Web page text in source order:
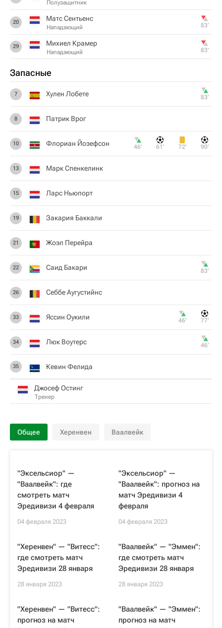
Полузащитник
20 Матс Сентьенс
Нападающий 83‎’‎
29 Михиел Крамер
Нападающий 83‎’‎
Запасные
7 Хулен Лобете 83‎’‎
8 Патрик Врог
10 Флориан Йозефсон 46‎’‎ 61‎’‎ 72‎’‎ 90‎’‎
13 Марк Спенкелинк
15 Ларс Ньюпорт
19 Закария Баккали
21 Жоэл Перейра
22 Саид Бакари 83‎’‎
26 Себбе Аугустийнс
33 Яссин Оукили 46‎’‎ 77‎’‎
34 Люк Воутерс 46‎’‎
35 Кевин Фелида
Джосеф Остинг
Тренер
Общее Херенвен Ваалвейк
"Эксельсиор" —
"Ваалвейк": где
смотреть матч
Эредивизи 4 февраля
04 февраля 2023
"Эксельсиор" —
"Ваалвейк": прогноз на
матч Эредивизи 4
февраля
04 февраля 2023
"Херенвен" — "Витесс":
где смотреть матч
Эредивизи 28 января
28 января 2023
"Ваалвейк" — "Эммен":
где смотреть матч
Эредивизи 28 января
28 января 2023
"Херенвен" — "Витесс":
прогноз на матч
"Ваалвейк" — "Эммен":
прогноз на матч